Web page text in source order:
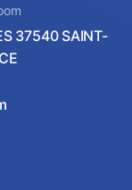
37540 SAINT-